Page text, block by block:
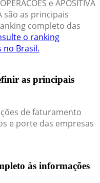
e APOSITIVA
são as principais
completo das
o ranking
no Brasil.
as principais
de faturamento
e porte das empresas
às informações